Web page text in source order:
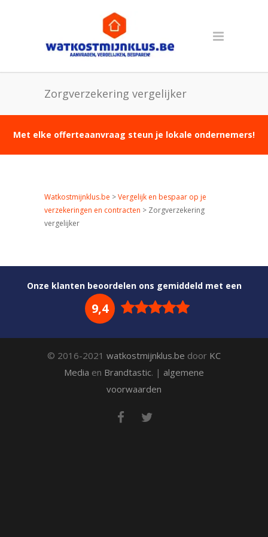
Zorgverzekering vergelijker
Met elke offerteaanvraag steun je lokale ondernemers!
Watkostmijnklus.be >Vergelijk en bespaar op je
verzekeringen en contracten > Zorgverzekering
vergelijker
Onze klanten beoordelen ons gemiddeld met een
9,4
© 2016-2021 watkostmijnklus.be door KC
Media en Brandtastic. | algemene
voorwaarden